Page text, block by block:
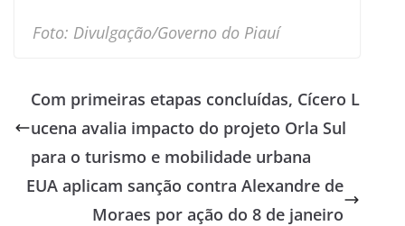
Foto: Divulgação/Governo do Piauí
Com primeiras etapas concluídas, Cícero L
ucena avalia impacto do projeto Orla Sul
para o turismo e mobilidade urbana
EUA aplicam sanção contra Alexandre de
Moraes por ação do 8 de janeiro